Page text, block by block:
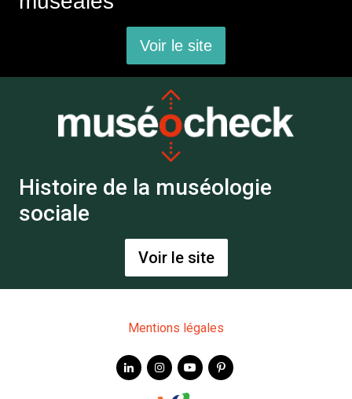
Voir le site
Histoire de la muséologie
sociale
Voir le site
Mentions légales